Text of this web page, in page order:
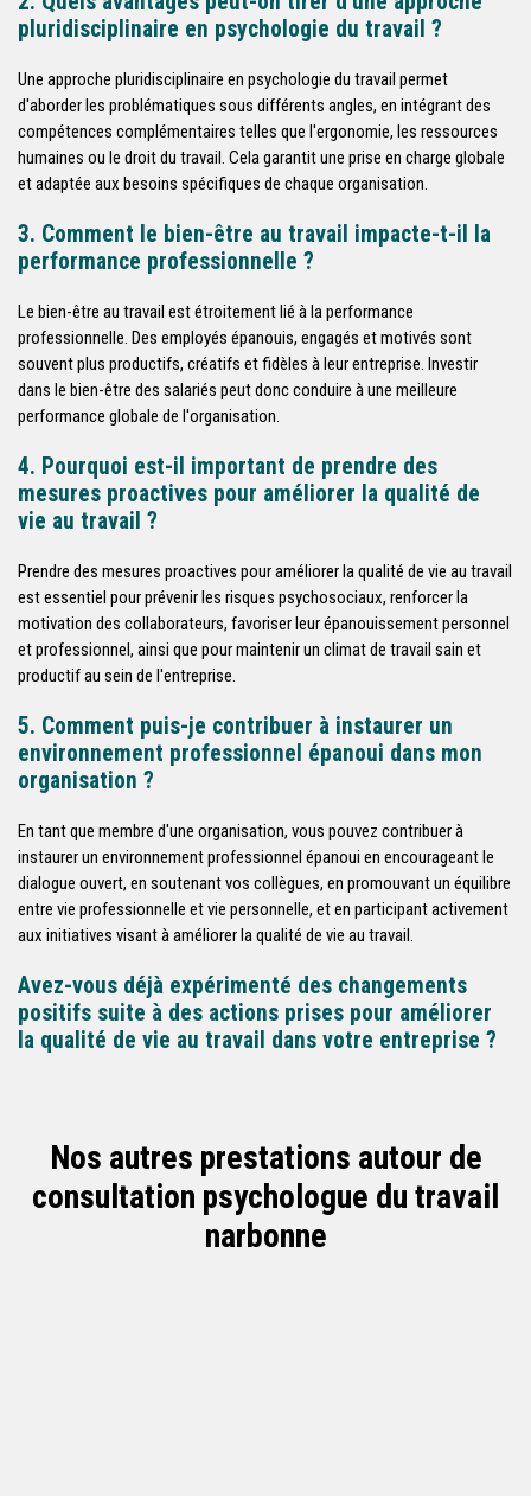
pluridisciplinaire en psychologie du travail ?
Une approche pluridisciplinaire en psychologie du travail permet
d'aborder les problématiques sous différents angles, en intégrant des
compétences complémentaires telles que l'ergonomie, les ressources
humaines ou le droit du travail. Cela garantit une prise en charge globale
et adaptée aux besoins spécifiques de chaque organisation.
3. Comment le bien-être au travail impacte-t-il la
performance professionnelle ?
Le bien-être au travail est étroitement lié à la performance
professionnelle. Des employés épanouis, engagés et motivés sont
souvent plus productifs, créatifs et fidèles à leur entreprise. Investir
dans le bien-être des salariés peut donc conduire à une meilleure
performance globale de l'organisation.
4. Pourquoi est-il important de prendre des
mesures proactives pour améliorer la qualité de
vie au travail ?
Prendre des mesures proactives pour améliorer la qualité de vie au travail
est essentiel pour prévenir les risques psychosociaux, renforcer la
motivation des collaborateurs, favoriser leur épanouissement personnel
et professionnel, ainsi que pour maintenir un climat de travail sain et
productif au sein de l'entreprise.
5. Comment puis-je contribuer à instaurer un
environnement professionnel épanoui dans mon
organisation ?
En tant que membre d'une organisation, vous pouvez contribuer à
instaurer un environnement professionnel épanoui en encourageant le
dialogue ouvert, en soutenant vos collègues, en promouvant un équilibre
entre vie professionnelle et vie personnelle, et en participant activement
aux initiatives visant à améliorer la qualité de vie au travail.
Avez-vous déjà expérimenté des changements
positifs suite à des actions prises pour améliorer
la qualité de vie au travail dans votre entreprise ?
Nos autres prestations autour de
consultation psychologue du travail
narbonne